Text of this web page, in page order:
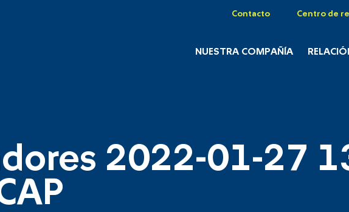
Contacto Centro de
NUESTRA COMPAÑÍA
2022-01-27